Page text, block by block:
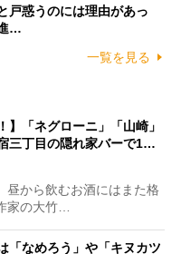
戸惑うのには理由があっ
…
一覧を見る
】「ネグローニ」「山崎」
三丁目の隠れ家バーで1…
から飲むお酒にはまた格
家の大竹…
「なめろう」や「キヌカツ